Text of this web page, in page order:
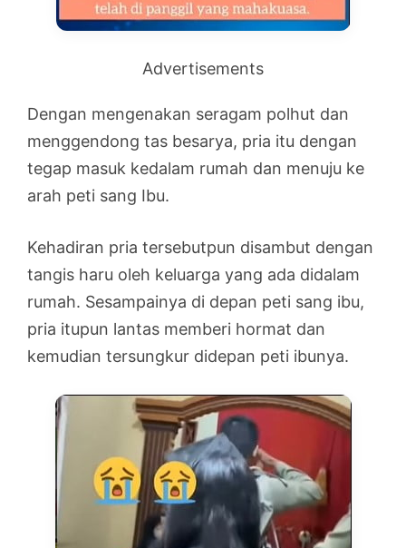
Advertisements
Dengan mengenakan seragam polhut dan
menggendong tas besarya, pria itu dengan
tegap masuk kedalam rumah dan menuju ke
arah peti sang Ibu.
Kehadiran pria tersebutpun disambut dengan
tangis haru oleh keluarga yang ada didalam
rumah. Sesampainya di depan peti sang ibu,
pria itupun lantas memberi hormat dan
kemudian tersungkur didepan peti ibunya.